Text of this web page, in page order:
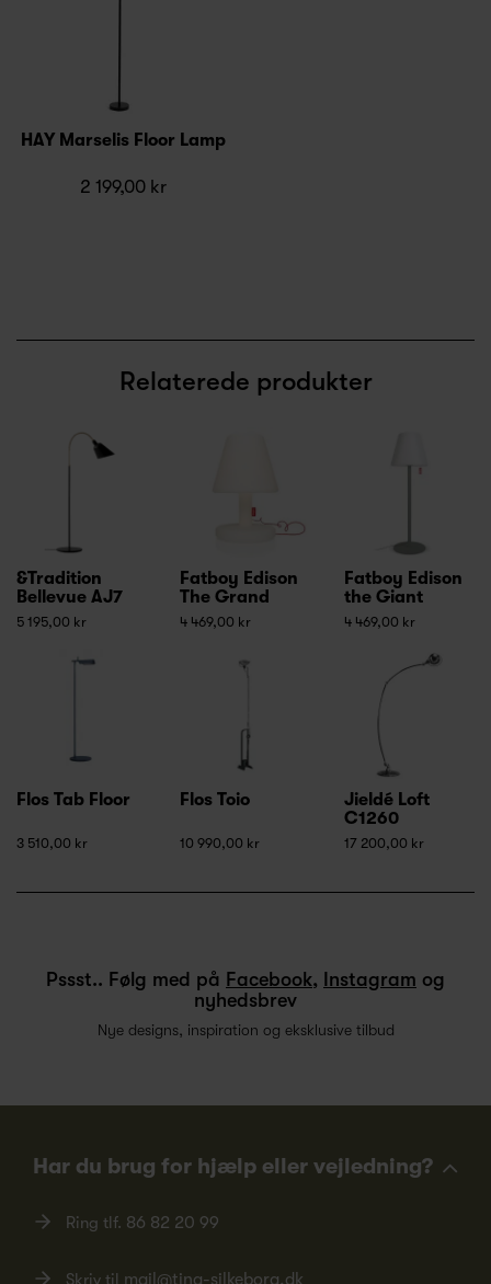
HAY Marselis Floor Lamp
2 199,00 kr
Relaterede produkter
&Tradition
Bellevue AJ7
5 195,00 kr
Fatboy Edison
The Grand
4 469,00 kr
Fatboy Edison
the Giant
4 469,00 kr
Flos Tab Floor
3 510,00 kr
Flos Toio
10 990,00 kr
Jieldé Loft
C1260
17 200,00 kr
Pssst.. Følg med på Facebook, Instagram og
nyhedsbrev
Nye designs, inspiration og eksklusive tilbud
Har du brug for hjælp eller vejledning?
Ring tlf. 86 82 20 99
Skriv til mail@ting-silkeborg.dk